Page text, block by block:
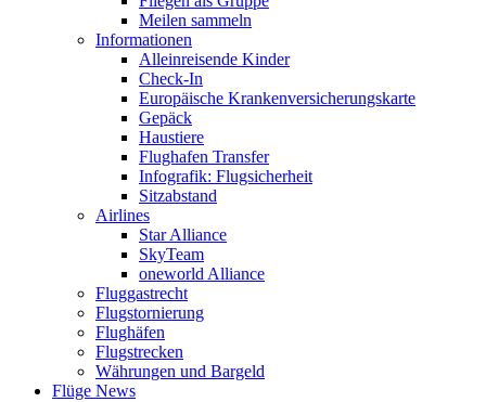
Meilen sammeln
Informationen
Alleinreisende Kinder
Check-In
Europäische Krankenversicherungskarte
Gepäck
Haustiere
Flughafen Transfer
Infografik: Flugsicherheit
Sitzabstand
Airlines
Star Alliance
SkyTeam
oneworld Alliance
Fluggastrecht
Flugstornierung
Flughäfen
Flugstrecken
Währungen und Bargeld
Flüge News